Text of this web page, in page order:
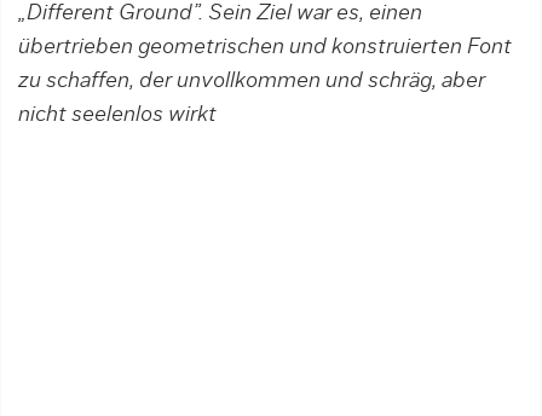
„Different Ground”. Sein Ziel war es, einen
übertrieben geometrischen und konstruierten Font
zu schaffen, der unvollkommen und schräg, aber
nicht seelenlos wirkt